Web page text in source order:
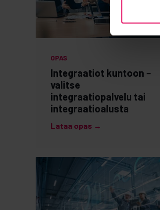
OPAS
Integraatiot kuntoon –
valitse
integraatiopalvelu tai
integraatioalusta
Lataa opas →